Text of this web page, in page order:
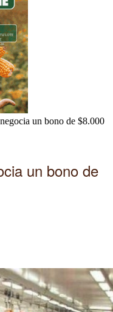
un bono de $8.000
un bono de